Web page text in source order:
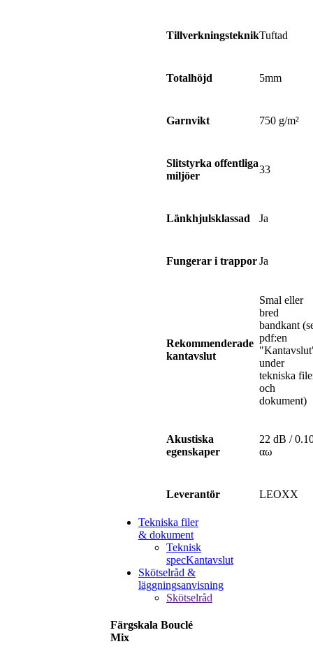
TillverkningsteknikTuftad
Totalhöjd 5mm
Garnvikt 750 g/m²
Slitstyrka offentliga
miljöer
33
Länkhjulsklassad Ja
Fungerar i trapporJa
Rekommenderade
kantavslut
Smal eller
bred
bandkant
pdf:en
under
tekniska
och
dokument)
Akustiska
egenskaper
22 dB /
αω
Leverantör LEOXX
Tekniska filer
& dokument
Teknisk
specKantavslut
Skötselråd &
läggningsanvisning
Skötselråd
Färgskala Bouclé
Mix